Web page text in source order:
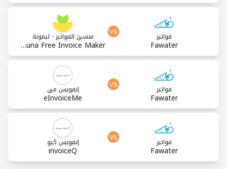
فواتير
Fawater
منشئ الفواتير - ليمونة
Laimuna Free Invoice Maker
vs
فواتير
Fawater
إنفويس مي
eInvoiceMe
vs
فواتير
Fawater
إنفويس كيو
invoiceQ
vs